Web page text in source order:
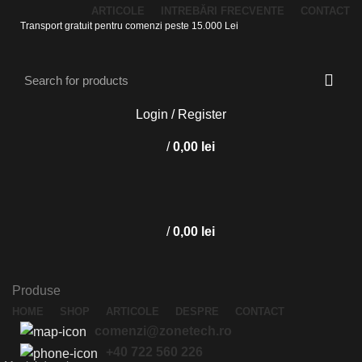
ARTICOLE INTREBĂRI FRECVENTE CONTACT
Transport gratuit pentru comenzi peste 15.000 Lei
Login / Register
/ 0,00 lei
/ 0,00 lei
Produse
HOME SHOP ARTICOLE DESPRE CONTACT
comenzi@zonetech.ro
+40 722 560 226